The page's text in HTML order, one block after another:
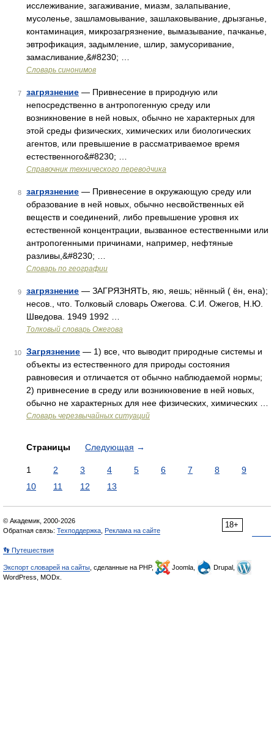
исслеживание, загаживание, миазм, залапывание,
мусоленье, зашламовывание, зашлаковывание, дрызганье,
контаминация, микрозагрязнение, вымазывание, пачканье,
эвтрофикация, задымление, шлир, замусоривание,
замасливание,&#8230; …
Словарь синонимов
7 загрязнение — Привнесение в природную или
непосредственно в антропогенную среду или
возникновение в ней новых, обычно не характерных для
этой среды физических, химических или биологических
агентов, или превышение в рассматриваемое время
естественного&#8230; …
Справочник технического переводчика
8 загрязнение — Привнесение в окружающую среду или
образование в ней новых, обычно несвойственных ей
веществ и соединений, либо превышение уровня их
естественной концентрации, вызванное естественными или
антропогенными причинами, например, нефтяные
разливы,&#8230; …
Словарь по географии
9 загрязнение — ЗАГРЯЗНЯТЬ, яю, яешь; нённый ( ён, ена);
несов., что. Толковый словарь Ожегова. С.И. Ожегов, Н.Ю.
Шведова. 1949 1992 …
Толковый словарь Ожегова
10 Загрязнение — 1) все, что выводит природные системы и
объекты из естественного для природы состояния
равновесия и отличается от обычно наблюдаемой нормы;
2) привнесение в среду или возникновение в ней новых,
обычно не характерных для нее физических, химических …
Словарь черезвычайных ситуаций
Страницы Следующая →
1 2 3 4 5 6 7 8
9
10
11 12 13
18+
© Академик, 2000-2026
Обратная связь: Техподдержка Реклама на сайте
👣 Путешествия
Экспорт словарей на сайты , сделанные на PHP, Joomla,
Drupal,
WordPress, MODx.